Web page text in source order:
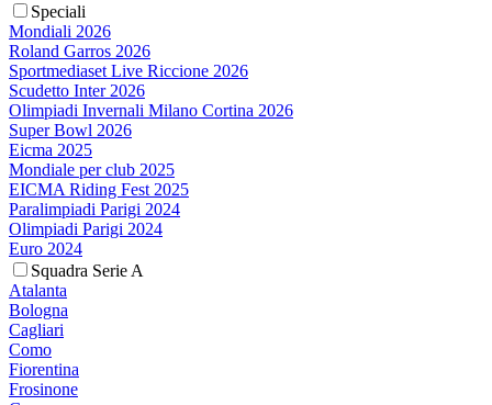
Speciali
Mondiali 2026
Roland Garros 2026
Sportmediaset Live Riccione 2026
Scudetto Inter 2026
Olimpiadi Invernali Milano Cortina 2026
Super Bowl 2026
Eicma 2025
Mondiale per club 2025
EICMA Riding Fest 2025
Paralimpiadi Parigi 2024
Olimpiadi Parigi 2024
Euro 2024
Squadra Serie A
Atalanta
Bologna
Cagliari
Como
Fiorentina
Frosinone